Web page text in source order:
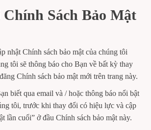
Sách Bảo Mật
nhật Chính sách bảo mật của chúng tôi
tôi sẽ thông báo cho Bạn về bất kỳ thay
Chính sách bảo mật mới trên trang này.
biết qua email và / hoặc thông báo nổi bật
tôi, trước khi thay đổi có hiệu lực và cập
lần cuối” ở đầu Chính sách bảo mật này.